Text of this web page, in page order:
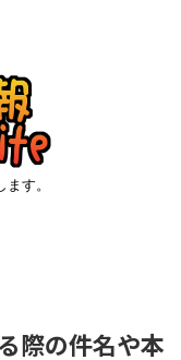
す。
際の件名や本